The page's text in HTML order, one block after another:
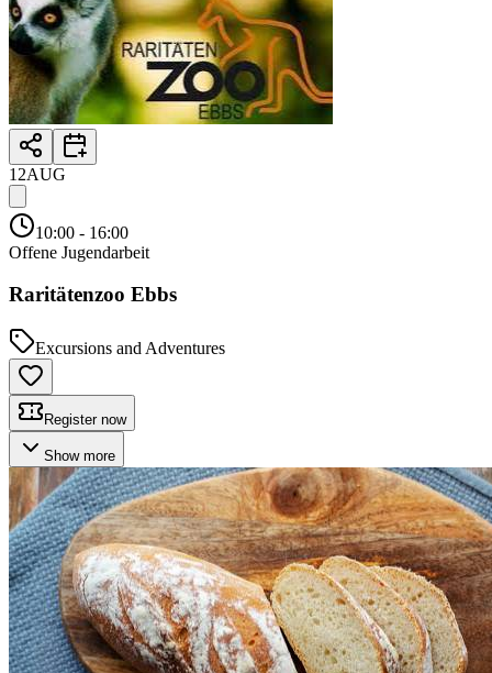
12AUG
10:00 - 16:00
Offene Jugendarbeit
Raritätenzoo Ebbs
Excursions and Adventures
Register now
Show more